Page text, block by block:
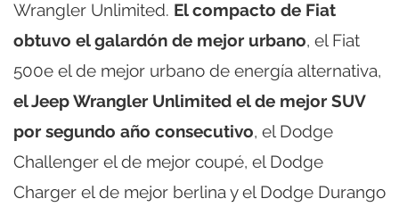
Wrangler Unlimited. El compacto de Fiat
obtuvo el galardón de mejor urbano, el Fiat
500e el de mejor urbano de energía alternativa,
el Jeep Wrangler Unlimited el de mejor SUV
por segundo año consecutivo, el Dodge
Challenger el de mejor coupé, el Dodge
Charger el de mejor berlina y el Dodge Durango